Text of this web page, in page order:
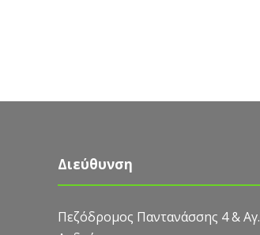
Διεύθυνση
Πεζόδρομος Παντανάσσης 4 & Αγ.